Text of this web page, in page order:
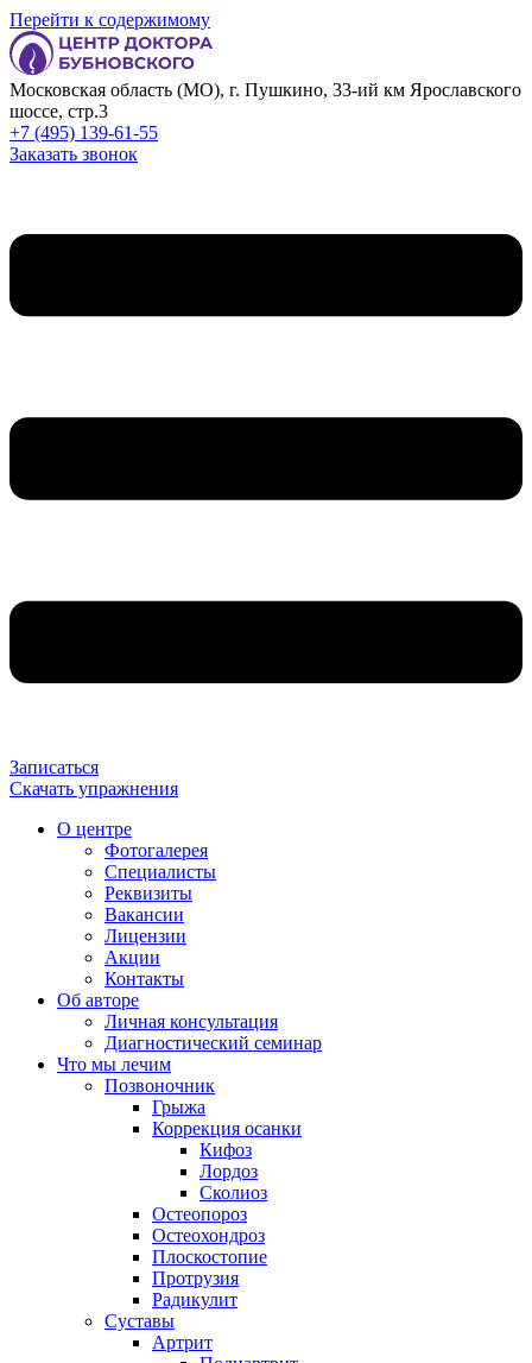
Перейти к содержимому
Московская область (МО), г. Пушкино, 33-ий км Ярославского
шоссе, стр.3
+7 (495) 139-61-55
Заказать звонок
Записаться
Скачать упражнения
О центре
Фотогалерея
Специалисты
Реквизиты
Вакансии
Лицензии
Акции
Контакты
Об авторе
Личная консультация
Диагностический семинар
Что мы лечим
Позвоночник
Грыжа
Коррекция осанки
Кифоз
Лордоз
Сколиоз
Остеопороз
Остеохондроз
Плоскостопие
Протрузия
Радикулит
Суставы
Артрит